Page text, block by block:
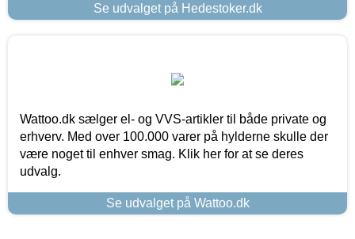
Se udvalget på Hedestoker.dk
Wattoo.dk sælger el- og VVS-artikler til både private og
erhverv. Med over 100.000 varer på hylderne skulle der
være noget til enhver smag. Klik her for at se deres
udvalg.
Se udvalget på Wattoo.dk